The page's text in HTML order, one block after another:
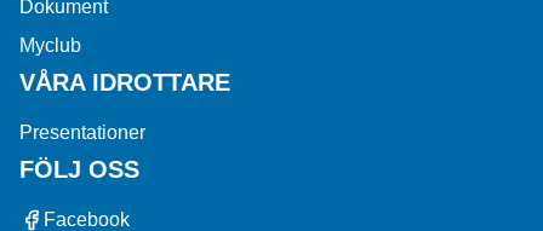
Dokument
Myclub
VÅRA IDROTTARE
Presentationer
FÖLJ OSS
Facebook